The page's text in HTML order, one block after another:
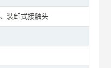
装卸式接触头